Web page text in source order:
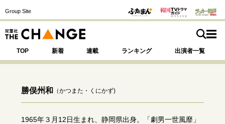
Group Site
TOP 新着 連載 ランキング 出演者一覧
注目の記事テーマで探す
勝俣州和 （かつまた・くにかず)
1965年３月12日生まれ、静岡県出身。「劇男一世風靡」